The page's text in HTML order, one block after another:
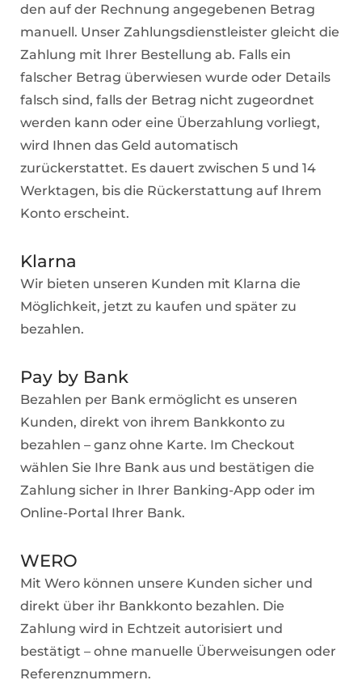
den auf der Rechnung angegebenen Betrag
manuell. Unser Zahlungsdienstleister gleicht die
Zahlung mit Ihrer Bestellung ab. Falls ein
falscher Betrag überwiesen wurde oder Details
falsch sind, falls der Betrag nicht zugeordnet
werden kann oder eine Überzahlung vorliegt,
wird Ihnen das Geld automatisch
zurückerstattet. Es dauert zwischen 5 und 14
Werktagen, bis die Rückerstattung auf Ihrem
Konto erscheint.
Klarna
Wir bieten unseren Kunden mit Klarna die
Möglichkeit, jetzt zu kaufen und später zu
bezahlen.
Pay by Bank
Bezahlen per Bank ermöglicht es unseren
Kunden, direkt von ihrem Bankkonto zu
bezahlen – ganz ohne Karte. Im Checkout
wählen Sie Ihre Bank aus und bestätigen die
Zahlung sicher in Ihrer Banking-App oder im
Online-Portal Ihrer Bank.
WERO
Mit Wero können unsere Kunden sicher und
direkt über ihr Bankkonto bezahlen. Die
Zahlung wird in Echtzeit autorisiert und
bestätigt – ohne manuelle Überweisungen oder
Referenznummern.